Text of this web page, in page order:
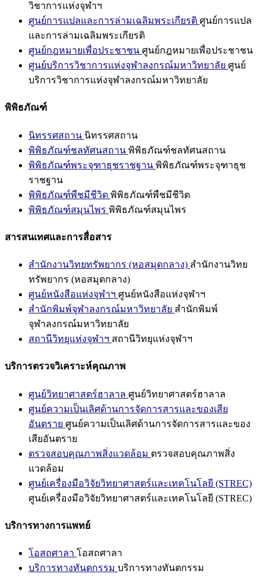
วิชาการแห่งจุฬาฯ
ศูนย์การแปลและการล่ามเฉลิมพระเกียรติ ศูนย์การแปล
และการล่ามเฉลิมพระเกียรติ
ศูนย์กฎหมายเพื่อประชาชน ศูนย์กฎหมายเพื่อประชาชน
ศูนย์บริการวิชาการแห่งจุฬาลงกรณ์มหาวิทยาลัย ศูนย์
บริการวิชาการแห่งจุฬาลงกรณ์มหาวิทยาลัย
พิพิธภัณฑ์
นิทรรศสถาน นิทรรศสถาน
พิพิธภัณฑ์ชลทัศนสถาน พิพิธภัณฑ์ชลทัศนสถาน
พิพิธภัณฑ์พระจุฑาธุชราชฐาน พิพิธภัณฑ์พระจุฑาธุช
ราชฐาน
พิพิธภัณฑ์พืชมีชีวิต พิพิธภัณฑ์พืชมีชีวิต
พิพิธภัณฑ์สมุนไพร พิพิธภัณฑ์สมุนไพร
สารสนเทศและการสื่อสาร
สำนักงานวิทยทรัพยากร (หอสมุดกลาง) สำนักงานวิทย
ทรัพยากร (หอสมุดกลาง)
ศูนย์หนังสือแห่งจุฬาฯ ศูนย์หนังสือแห่งจุฬาฯ
สำนักพิมพ์จุฬาลงกรณ์มหาวิทยาลัย สำนักพิมพ์
จุฬาลงกรณ์มหาวิทยาลัย
สถานีวิทยุแห่งจุฬาฯ สถานีวิทยุแห่งจุฬาฯ
บริการตรวจวิเคราะห์คุณภาพ
ศูนย์วิทยาศาสตร์ฮาลาล ศูนย์วิทยาศาสตร์ฮาลาล
ศูนย์ความเป็นเลิศด้านการจัดการสารและของเสีย
อันตราย ศูนย์ความเป็นเลิศด้านการจัดการสารและของ
เสียอันตราย
ตรวจสอบคุณภาพสิ่งแวดล้อม ตรวจสอบคุณภาพสิ่ง
แวดล้อม
ศูนย์เครื่องมือวิจัยวิทยาศาสตร์และเทคโนโลยี (STREC)
ศูนย์เครื่องมือวิจัยวิทยาศาสตร์และเทคโนโลยี (STREC)
บริการทางการแพทย์
โอสถศาลา โอสถศาลา
บริการทางทันตกรรม บริการทางทันตกรรม